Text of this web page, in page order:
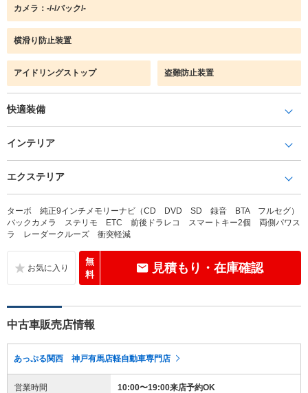
カメラ：-/-/バック/-
横滑り防止装置
アイドリングストップ 盗難防止装置
快適装備
インテリア
エクステリア
ターボ 純正9インチメモリーナビ（CD DVD SD 録音 BTA フルセグ）
バックカメラ ステリモ ETC 前後ドラレコ スマートキー2個 両側パワス
ラ レーダークルーズ 衝突軽減
無
料
見積もり・在庫確認
中古車販売店情報
あっぷる関西 神戸有馬店軽自動車専門店
営業時間 10:00〜19:00来店予約OK